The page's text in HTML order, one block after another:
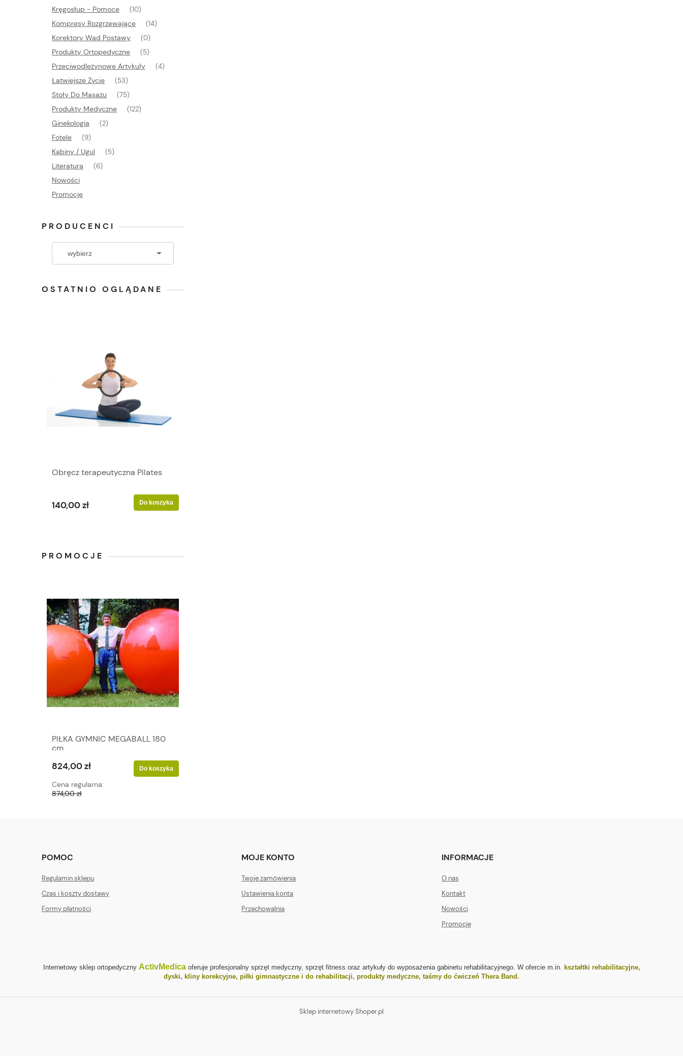
Kręgosłup - Pomoce (10)
Kompresy Rozgrzewające (14)
Korektory Wad Postawy (0)
Produkty Ortopedyczne (5)
Przeciwodleżynowe Artykuły (4)
Łatwiejsze Życie (53)
Stoły Do Masażu (75)
Produkty Medyczne (122)
Ginekologia (2)
Fotele (9)
Kabiny / Ugul (5)
Literatura (6)
Nowości
Promocje
PRODUCENCI
OSTATNIO OGLĄDANE
Obręcz terapeutyczna Pilates
140,00 zł Do koszyka
PROMOCJE
PIŁKA GYMNIC MEGABALL 180
cm
824,00 zł
Cena regularna:
874,00 zł
Do koszyka
POMOC
Regulamin sklepu
Czas i koszty dostawy
Formy płatności
MOJE KONTO
Twoje zamówienia
Ustawienia konta
Przechowalnia
INFORMACJE
O nas
Kontakt
Nowości
Promocje
Internetowy sklep ortopedyczny ActivMedicaoferuje profesjonalny sprzęt medyczny, sprzęt fitness oraz artykuły do wyposażenia gabinetu rehabilitacyjnego. W ofercie m.in. kształtki rehabilitacyjne,
dyski, kliny korekcyjne, piłki gimnastyczne i do rehabilitacji, produkty medyczne, taśmy do ćwiczeń Thera Band.
Sklep internetowy Shoper.pl